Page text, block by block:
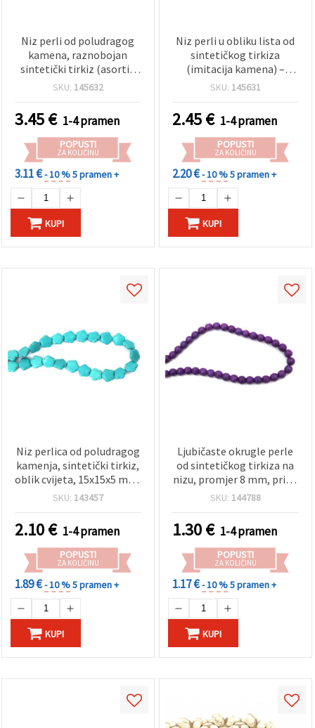
Niz perli od poludragog
kamena, raznobojan
sintetički tirkiz (asorti),
oblik novčića, 25x8 mm, ~
SKU: 145632
3.45€ 1-4 pramen
POPUSTI
ZA KOLIČINU
3.11 €- 10 %5 pramen +
KUPI
Niz perli u obliku lista od
sintetičkog tirkiza
(imitacija kamena) –
15×20×5 mm, tirkizna
nakita, DIY, narukvice,
ogrlice, naušnice
SKU: 145631
2.45€ 1-4 pramen
POPUSTI
ZA KOLIČINU
2.20 €- 10 %5 pramen +
KUPI
Niz perlica od poludragog
kamenja, sintetički tirkiz,
oblik cvijeta, 15x15x5 mm,
~27 kom
SKU: 143457
2.10€ 1-4 pramen
POPUSTI
ZA KOLIČINU
1.89 €- 10 %5 pramen +
KUPI
Ljubičaste okrugle perle
od sintetičkog tirkiza na
nizu, promjer 8 mm, pribl.
49 kom – imitacija
izradu nakita, narukvica,
ogrlica i DIY hobi projekte
SKU: 144788
1.30€ 1-4 pramen
POPUSTI
ZA KOLIČINU
1.17 €- 10 %5 pramen +
KUPI